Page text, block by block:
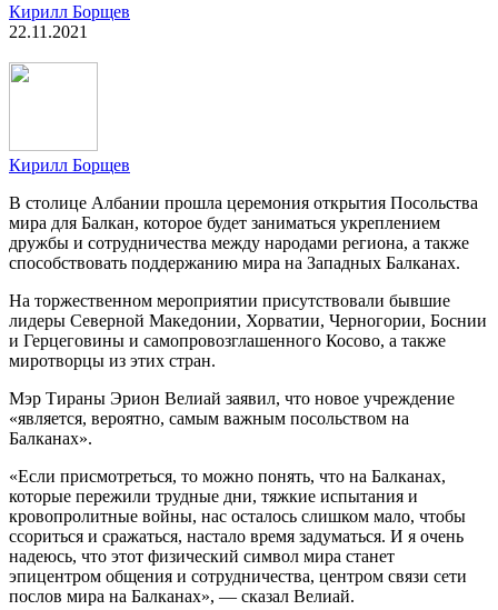
Кирилл Борщев
22.11.2021
Кирилл Борщев
В столице Албании прошла церемония открытия Посольства
мира для Балкан, которое будет заниматься укреплением
дружбы и сотрудничества между народами региона, а также
способствовать поддержанию мира на Западных Балканах.
На торжественном мероприятии присутствовали бывшие
лидеры Северной Македонии, Хорватии, Черногории, Боснии
и Герцеговины и самопровозглашенного Косово, а также
миротворцы из этих стран.
Мэр Тираны Эрион Велиай заявил, что новое учреждение
«является, вероятно, самым важным посольством на
Балканах».
«Если присмотреться, то можно понять, что на Балканах,
которые пережили трудные дни, тяжкие испытания и
кровопролитные войны, нас осталось слишком мало, чтобы
ссориться и сражаться, настало время задуматься. И я очень
надеюсь, что этот физический символ мира станет
эпицентром общения и сотрудничества, центром связи сети
послов мира на Балканах», — сказал Велиай.